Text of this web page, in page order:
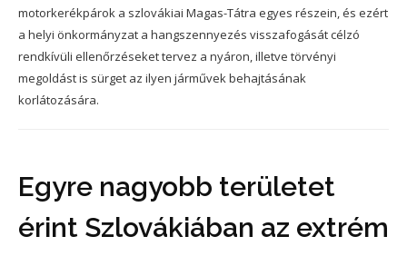
motorkerékpárok a szlovákiai Magas-Tátra egyes részein, és ezért
a helyi önkormányzat a hangszennyezés visszafogását célzó
rendkívüli ellenőrzéseket tervez a nyáron, illetve törvényi
megoldást is sürget az ilyen járművek behajtásának
korlátozására.
Egyre nagyobb területet
érint Szlovákiában az extrém